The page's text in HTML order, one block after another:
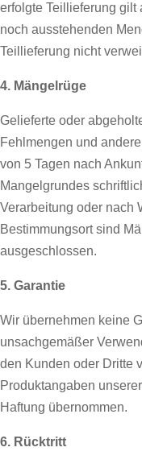
erfolgte Teillieferung gilt
noch ausstehenden
Teillieferung nicht
4. Mängelrüge
Gelieferte oder
Fehlmengen und
von 5 Tagen nach
Mangelgrundes
Verarbeitung oder nach
Bestimmungsort sind
ausgeschlossen.
5. Garantie
Wir übernehmen keine
unsachgemäßer
den Kunden oder Dritte
Produktangaben
Haftung übernommen.
6. Rücktritt